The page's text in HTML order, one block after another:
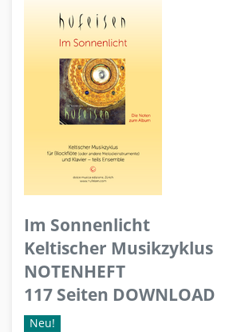
Im Sonnenlicht
Keltischer Musikzyklus
NOTENHEFT
117 Seiten DOWNLOAD
Neu!